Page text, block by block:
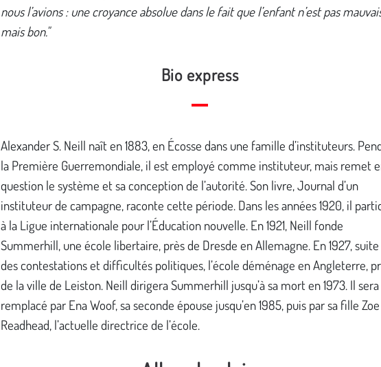
nous l’avions : une croyance absolue dans le fait que l’enfant n’est pas
mais bon."
Bio express
Alexander S. Neill naît en 1883, en Écosse dans une famille d’instituteurs.
la Première Guerremondiale, il est employé comme instituteur, mais remet
question le système et sa conception de l’autorité. Son livre, Journal d’un
instituteur de campagne, raconte cette période. Dans les années 1920, il
à la Ligue internationale pour l’Éducation nouvelle. En 1921, Neill fonde
Summerhill, une école libertaire, près de Dresde en Allemagne. En 1927, suite
des contestations et difficultés politiques, l’école déménage en Angleterre,
de la ville de Leiston. Neill dirigera Summerhill jusqu’à sa mort en 1973. Il sera
remplacé par Ena Woof, sa seconde épouse jusqu’en 1985, puis par sa fille Zoe
Readhead, l’actuelle directrice de l’école.